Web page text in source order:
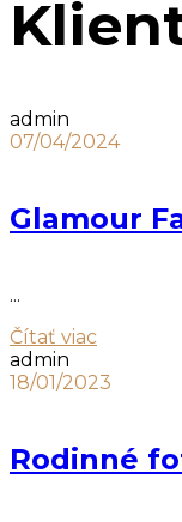
admin
07/04/2024
Glamour
...
Čítať viac
admin
18/01/2023
Rodinné